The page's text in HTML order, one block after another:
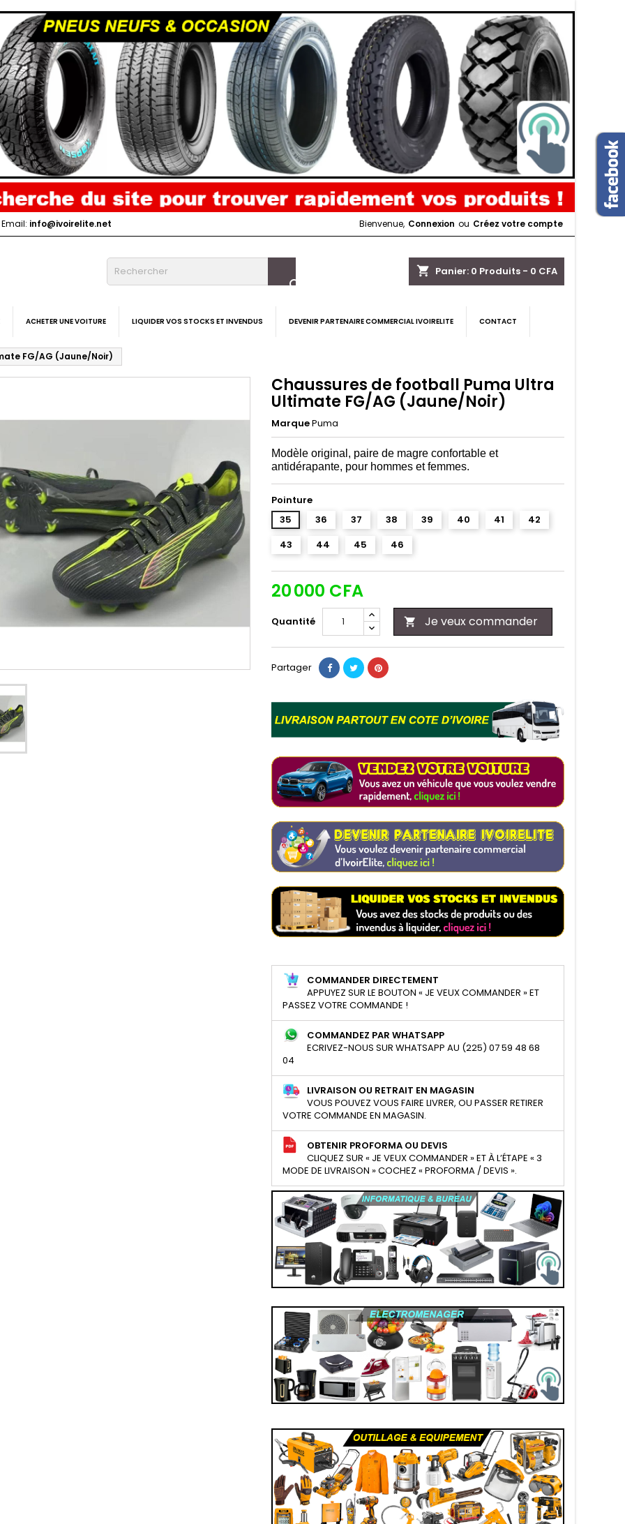
Email: info@ivoirelite.net Bienvenue, Connexion ou Créez votre compte
shopping_cart Panier: 0 Produits - 0 CFA

ACHETER UNE VOITURE LIQUIDER VOS STOCKS ET INVENDUS DEVENIR PARTENAIRE COMMERCIAL IVOIRELITE CONTACT
FG/AG (Jaune/Noir)
Chaussures de football Puma Ultra
Ultimate FG/AG (Jaune/Noir)
MarquePuma
Modèle original, paire de magre confortable et
antidérapante, pour hommes et femmes.
Pointure
35
36 37 38 39 40 41
42
43
44 45 46
20 000 CFA
Quantité  Je veux commander
Partager
COMMANDER DIRECTEMENT
APPUYEZ SUR LE BOUTON « JE VEUX COMMANDER » ET
PASSEZ VOTRE COMMANDE !
COMMANDEZ PAR WHATSAPP
ECRIVEZ-NOUS SUR WHATSAPP AU (225) 07 59 48 68
04
LIVRAISON OU RETRAIT EN MAGASIN
VOUS POUVEZ VOUS FAIRE LIVRER, OU PASSER RETIRER
VOTRE COMMANDE EN MAGASIN.
OBTENIR PROFORMA OU DEVIS
CLIQUEZ SUR « JE VEUX COMMANDER » ET À L’ÉTAPE « 3
MODE DE LIVRAISON » COCHEZ « PROFORMA / DEVIS ».